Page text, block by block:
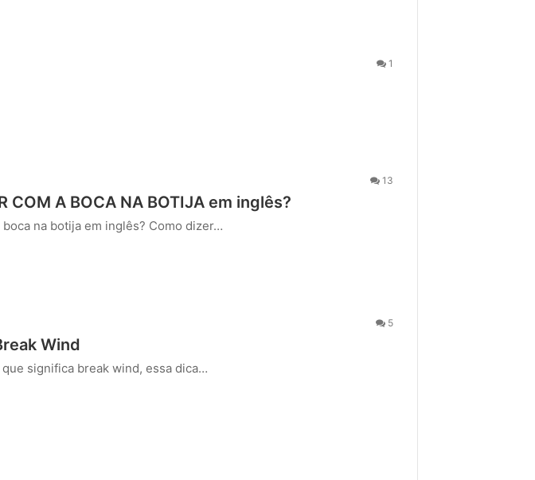
1
13
COM A BOCA NA BOTIJA em inglês?
na botija em inglês? Como dizer…
5
Wind
significa break wind, essa dica…